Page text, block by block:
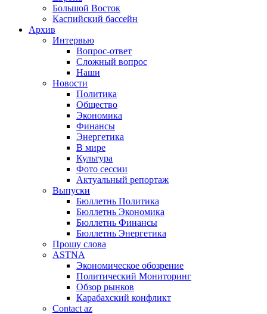
Большой Восток
Каспийский бассейн
Архив
Интервью
Вопрос-ответ
Сложный вопрос
Наши
Новости
Политика
Общество
Экономика
Финансы
Энергетика
В мире
Культура
Фото сессии
Актуальный репортаж
Выпуски
Бюллетнь Политика
Бюллетнь Экономика
Бюллетнь Финансы
Бюллетнь Энергетика
Прошу слова
ASTNA
Экономическое обозрение
Политический Мониторинг
Обзор рынков
Карабахский конфликт
Contact az